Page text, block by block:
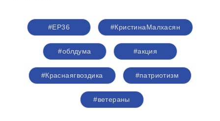
#ЕР36 #КристинаМалхасян
#облдума #акция
#Краснаягвоздика #патриотизм
#ветераны